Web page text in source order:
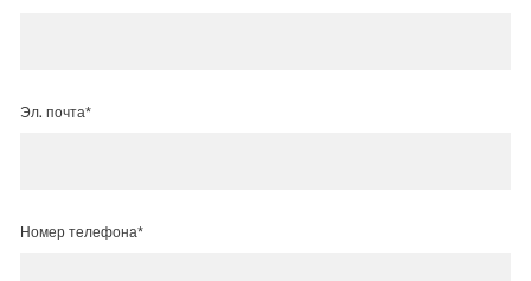
Эл. почта*
Номер телефона*